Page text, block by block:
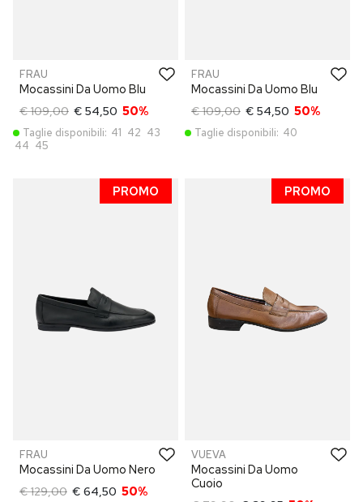
FRAU
Mocassini Da Uomo Blu
€ 109,00 € 54,50 50%
Taglie disponibili: 41 42 43
44 45
FRAU
Mocassini Da Uomo Blu
€ 109,00 € 54,50 50%
Taglie disponibili: 40
PROMO
FRAU
Mocassini Da Uomo Nero
€ 129,00 € 64,50 50%
PROMO
VUEVA
Mocassini Da Uomo
Cuoio